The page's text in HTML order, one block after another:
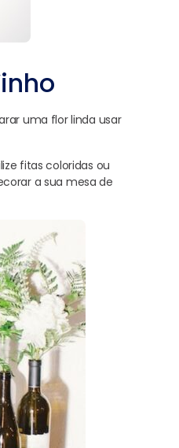
uma flor linda usar
fitas coloridas ou
a sua mesa de